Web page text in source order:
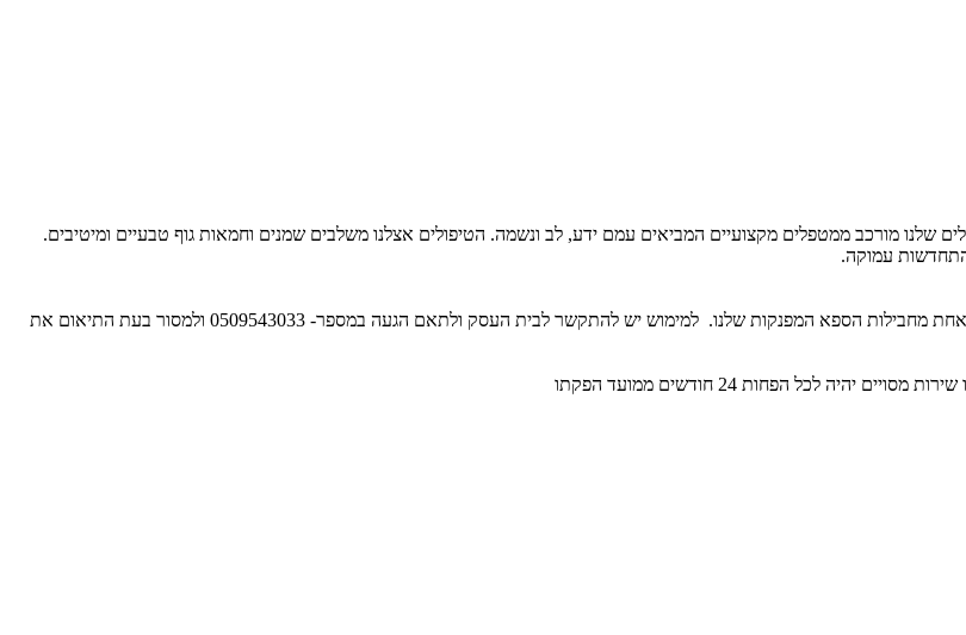
שלנו מורכב ממטפלים מקצועיים המביאים עמם ידע, לב ונשמה. הטיפולים אצלנו משלבים שמנים וחמאות גוף טבעיים ומיטיבים.
עמוקה.
ברשותכם אפשרות לרכוש שובר כספי פתוח למימוש במלון או בספא המלון או לרכוש את אחת מחבילות הספא המפנקות שלנו. למימוש יש להתקשר לבית העסק ולתאם הגעה במספר- 0509543033 ולמסור בעת התיאום את